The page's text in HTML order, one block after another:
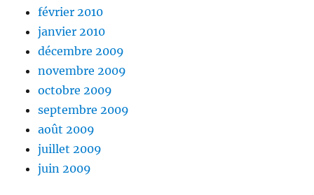
février 2010
janvier 2010
décembre 2009
novembre 2009
octobre 2009
septembre 2009
août 2009
juillet 2009
juin 2009